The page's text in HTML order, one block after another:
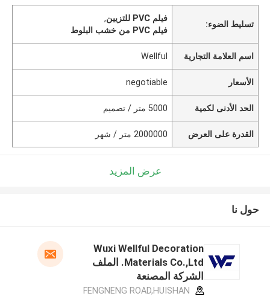
تسليط الضوء:
فيلم PVC للتزيين
,
فيلم PVC من خشب البلوط
اسم العلامة التجارية Wellful
الأسعار negotiable
الحد الأدنى لكمية 5000 متر / تصميم
القدرة على العرض 2000000 متر / شهر
عرض المزيد
حول نا
Wuxi Wellful Decoration
Materials Co.,Ltd. الملف
الشركة المصنعة
FENGNENG ROAD,HUISHAN